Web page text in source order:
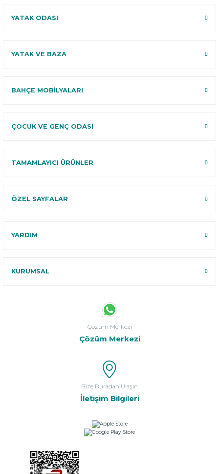
YATAK ODASI
YATAK VE BAZA
BAHÇE MOBİLYALARI
ÇOCUK VE GENÇ ODASI
TAMAMLAYICI ÜRÜNLER
ÖZEL SAYFALAR
YARDIM
KURUMSAL
Çözüm Merkezi
Çözüm Merkezi
Bize Buradan Ulaşın
İletişim Bilgileri